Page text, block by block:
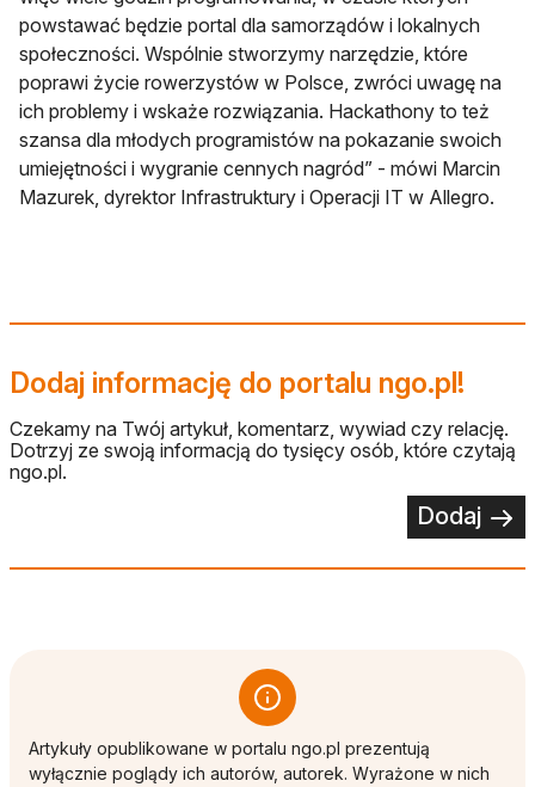
powstawać będzie portal dla samorządów i lokalnych
społeczności. Wspólnie stworzymy narzędzie, które
poprawi życie rowerzystów w Polsce, zwróci uwagę na
ich problemy i wskaże rozwiązania. Hackathony to też
szansa dla młodych programistów na pokazanie swoich
umiejętności i wygranie cennych nagród” - mówi Marcin
Mazurek, dyrektor Infrastruktury i Operacji IT w Allegro.
Dodaj informację do portalu ngo.pl!
Czekamy na Twój artykuł, komentarz, wywiad czy relację.
Dotrzyj ze swoją informacją do tysięcy osób, które czytają
ngo.pl.
Dodaj
Artykuły opublikowane w portalu ngo.pl prezentują
wyłącznie poglądy ich autorów, autorek. Wyrażone w nich